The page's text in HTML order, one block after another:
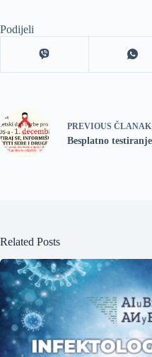
Podijeli
PREVIOUS ČLANAK
Besplatno
Related Posts